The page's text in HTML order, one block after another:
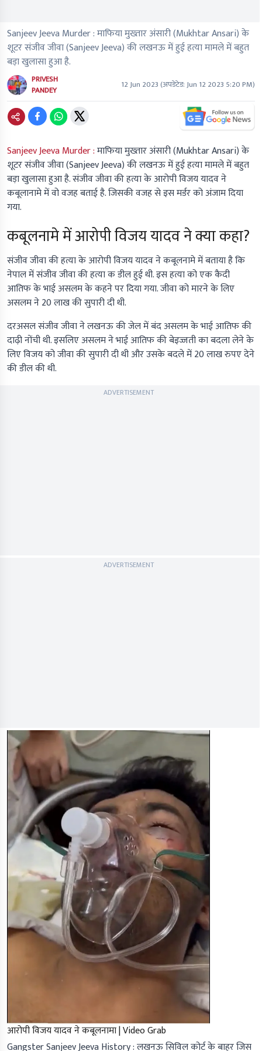
Sanjeev Jeeva Murder : माफिया मुख्तार अंसारी (Mukhtar Ansari) के
शूटर संजीव जीवा (Sanjeev Jeeva) की लखनऊ में हुई हत्या मामले में बहुत
बड़ा खुलासा हुआ है.
PRIVESH
PANDEY
12 Jun 2023(अपडेटेड:Jun 12 2023 5:20 PM)
Sanjeev Jeeva Murder :माफिया मुख्तार अंसारी (Mukhtar Ansari) के
शूटर संजीव जीवा (Sanjeev Jeeva) की लखनऊ में हुई हत्या मामले में बहुत
बड़ा खुलासा हुआ है. संजीव जीवा की हत्या के आरोपी विजय यादव ने
कबूलानामे में वो वजह बताई है. जिसकी वजह से इस मर्डर को अंजाम दिया
गया.
कबूलनामे में आरोपी विजय यादव ने क्या कहा?
संजीव जीवा की हत्या के आरोपी विजय यादव ने कबूलनामे में बताया है कि
नेपाल में संजीव जीवा की हत्या क डील हुई थी. इस हत्या को एक कैदी
आतिफ के भाई असलम के कहने पर दिया गया. जीवा को मारने के लिए
असलम ने 20 लाख की सुपारी दी थी.
दरअसल संजीव जीवा ने लखनऊ की जेल में बंद असलम के भाई आतिफ की
दाढ़ी नोंची थी. इसलिए असलम ने भाई आतिफ की बेइज्जती का बदला लेने के
लिए विजय को जीवा की सुपारी दी थी और उसके बदले में 20 लाख रुपए देने
की डील की थी.
ADVERTISEMENT
ADVERTISEMENT
आरोपी विजय यादव ने कबूलनामा | Video Grab
Gangster Sanjeev Jeeva History : लखनऊ सिविल कोर्ट के बाहर जिस